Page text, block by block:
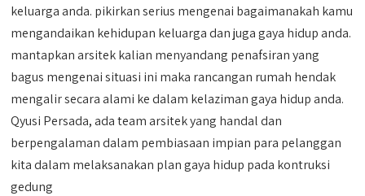
keluarga anda. pikirkan serius mengenai bagaimanakah kamu
mengandaikan kehidupan keluarga dan juga gaya hidup anda.
mantapkan arsitek kalian menyandang penafsiran yang
bagus mengenai situasi ini maka rancangan rumah hendak
mengalir secara alami ke dalam kelaziman gaya hidup anda.
Qyusi Persada, ada team arsitek yang handal dan
berpengalaman dalam pembiasaan impian para pelanggan
kita dalam melaksanakan plan gaya hidup pada kontruksi
gedung